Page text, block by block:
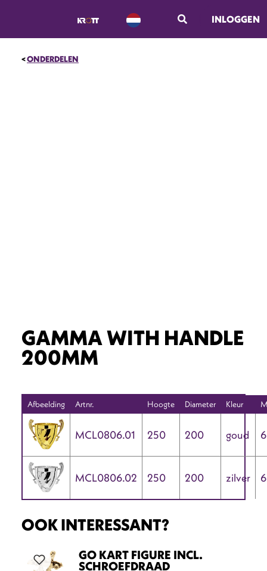
INLOGGEN
ONDERDELEN
GAMMA WITH HANDLE
200MM
Afbeelding Artnr. Hoogte Diameter Kleur
MCL0806.01 250 200 goud 6
MCL0806.02 250 200 zilver 6
OOK INTERESSANT?
GO KART FIGURE INCL.
SCHROEFDRAAD